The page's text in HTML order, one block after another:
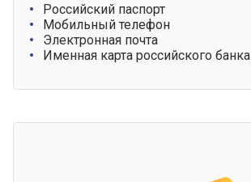
Российский паспорт
Мобильный телефон
Электронная почта
Именная карта российского банка